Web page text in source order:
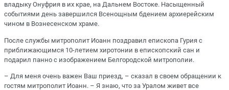
владыку Онуфрия в их крае, на Дальнем Востоке. Насыщенный
событиями день завершился Всенощным бдением архиерейским
чином в Вознесенском храме.
После службы митрополит Иоанн поздравил епископа Гурия с
приближающимся 10-летием хиротонии в епископский сан и
подарил панно с изображением Белгородской митрополии.
– Для меня очень важен Ваш приезд, – сказал в своем обращении к
гостям митрополит Иоанн. – Я знаю, что за Уралом живет все